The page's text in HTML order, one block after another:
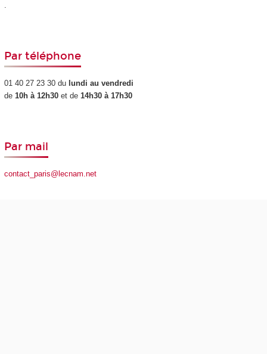
.
Par téléphone
01 40 27 23 30 du lundi au vendredi
de 10h à 12h30et de 14h30 à 17h30
Par mail
contact_paris@lecnam.net